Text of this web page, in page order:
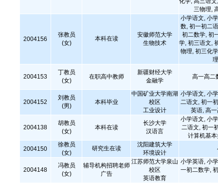
三物理,
2004156
张教员
(女)
本科在读
安徽师范大学
生物技术
小学语文, 小
数, 初一初二
初二数学, 初
学, 初三语文,
物理, 初三化
2004153
丁教员
(女)
在职高中教师
新疆财经大学
金融学
高一高二
2004152
刘教员
(男)
本科毕业
中国矿业大学南湖
校区
工业设计
小学语文, 小
二语文, 初一
英语, 高
2004138
胡教员
(女)
本科在读
长沙大学
汉语言
小学语文, 小
二语文, 初一
计算机基
2004150
徐教员
(女)
研究生在读
沈阳建筑大学
环境设计
2004148
冯教员
(女)
辅导机构招聘老师
广告
江苏师范大学泉山
校区
英语教育
小学英语, 小
一初二数学,